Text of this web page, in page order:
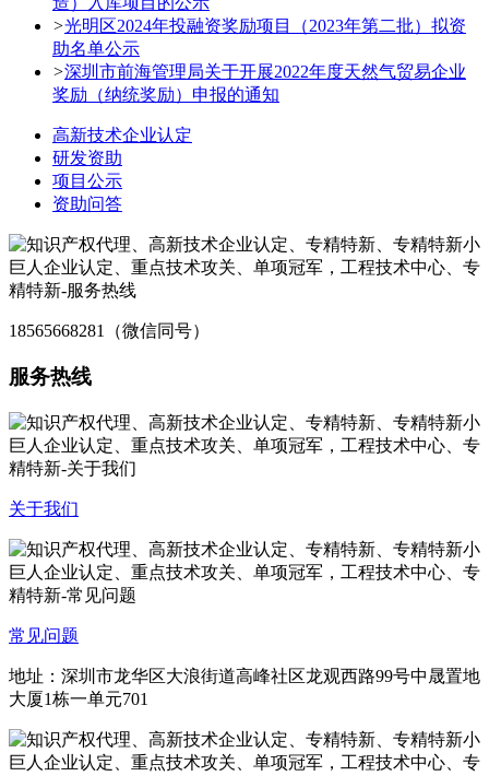
>光明区2024年投融资奖励项目（2023年第二批）拟资
助名单公示
>深圳市前海管理局关于开展2022年度天然气贸易企业
奖励（纳统奖励）申报的通知
高新技术企业认定
研发资助
项目公示
资助问答
18565668281（微信同号）
服务热线
关于我们
常见问题
地址：深圳市龙华区大浪街道高峰社区龙观西路99号中晟置地
大厦1栋一单元701